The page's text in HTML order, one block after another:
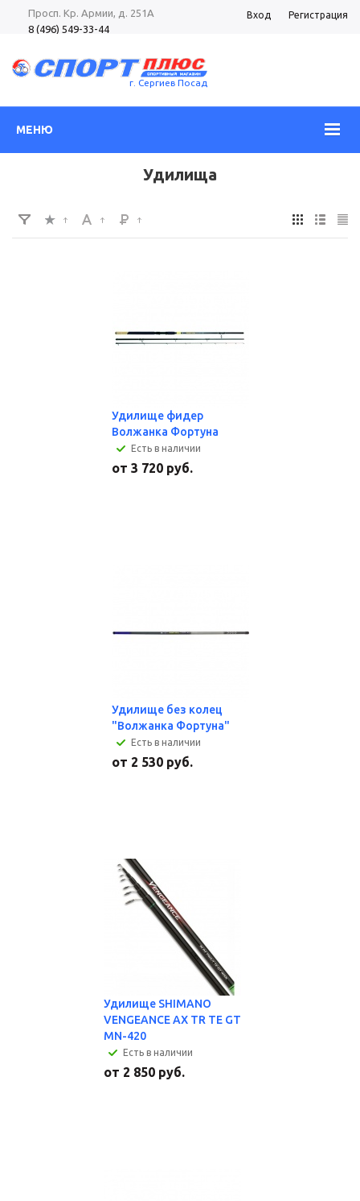
Просп. Кр. Армии, д. 251А
8 (496) 549-33-44
Просп. Кр. Армии, д. 105
8 (496) 540-52-62
Вход Регистрация
г. Сергиев Посад
МЕНЮ
Удилища
Удилище фидер
Волжанка Фортуна
Есть в наличии
от 3 720 руб.
Удилище без колец
"Волжанка Фортуна"
Есть в наличии
от 2 530 руб.
Удилище SHIMANO
VENGEANCE AX TR TE GT
MN-420
Есть в наличии
от 2 850 руб.